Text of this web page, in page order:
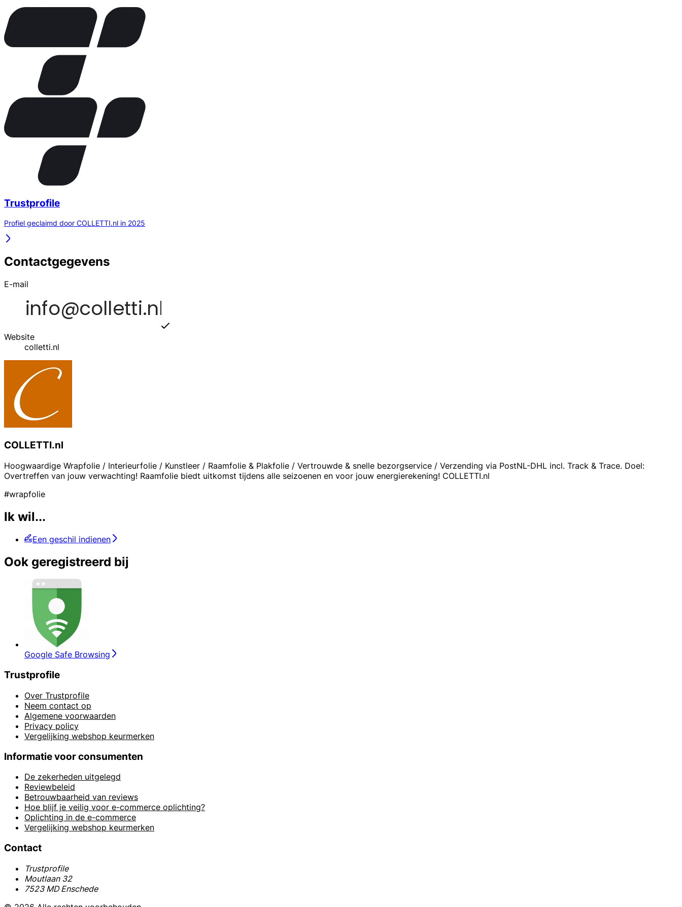
Trustprofile
Profiel geclaimd door COLLETTI.nl in 2025
Contactgegevens
E-mail
Website
colletti.nl
COLLETTI.nl
Hoogwaardige Wrapfolie / Interieurfolie / Kunstleer / Raamfolie & Plakfolie / Vertrouwde & snelle bezorgservice / Verzending via PostNL-DHL incl. Track & Trace. Doel:
Overtreffen van jouw verwachting! Raamfolie biedt uitkomst tijdens alle seizoenen en voor jouw energierekening! COLLETTI.nl
#wrapfolie
Ik wil...
Een geschil indienen
Ook geregistreerd bij
Google Safe Browsing
Trustprofile
Over Trustprofile
Neem contact op
Algemene voorwaarden
Privacy policy
Vergelijking webshop keurmerken
Informatie voor consumenten
De zekerheden uitgelegd
Reviewbeleid
Betrouwbaarheid van reviews
Hoe blijf je veilig voor e-commerce oplichting?
Oplichting in de e-commerce
Vergelijking webshop keurmerken
Contact
Trustprofile
Moutlaan 32
7523 MD Enschede